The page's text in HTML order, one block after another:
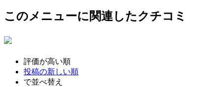
このメニューに関連したクチコミ
評価が高い順
投稿の新しい順
で並べ替え